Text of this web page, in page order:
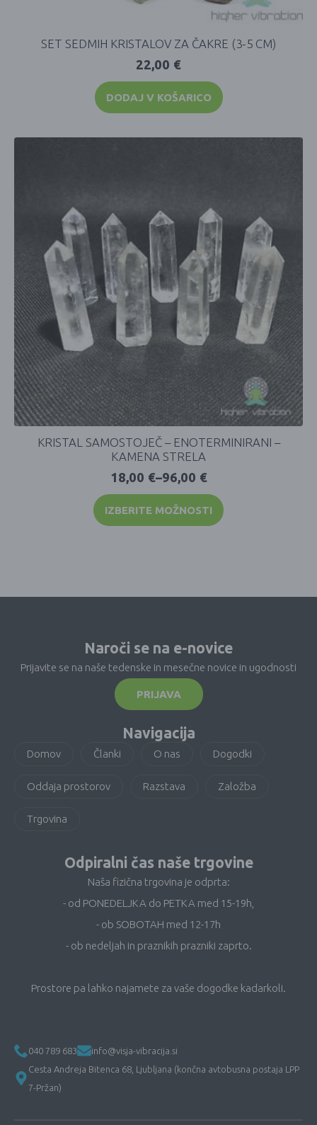
SET SEDMIH KRISTALOV ZA ČAKRE (3-5 CM)
22,00 €
DODAJ V KOŠARICO
KRISTAL SAMOSTOJEČ – ENOTERMINIRANI –
KAMENA STRELA
18,00 €–96,00 €
IZBERITE MOŽNOSTI
Naroči se na e-novice
Prijavite se na naše tedenske in mesečne novice in ugodnosti
PRIJAVA
Navigacija
Domov Članki O nas Dogodki
Oddaja prostorov Razstava Založba
Trgovina
Odpiralni čas naše trgovine
Naša fizična trgovina je odprta:
- od PONEDELJKA do PETKA med 15-19h,
- ob SOBOTAH med 12-17h
- ob nedeljah in praznikih prazniki zaprto.
Prostore pa lahko najamete za vaše dogodke kadarkoli.
040 789 683
info@visja-vibracija.si
Cesta Andreja Bitenca 68, Ljubljana (končna avtobusna postaja LPP
7-Pržan)